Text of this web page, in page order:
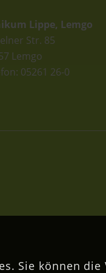
Lippe, Lemgo
Str. 85
Lemgo
05261 26-0
Sie können